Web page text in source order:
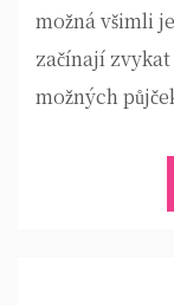
možná všimli
začínají
možných